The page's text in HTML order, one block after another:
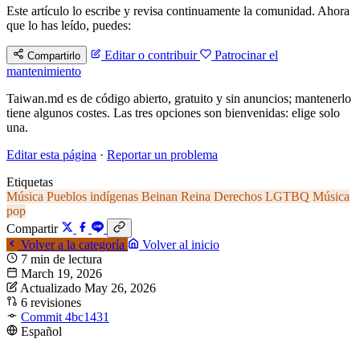
Este artículo lo escribe y revisa continuamente la comunidad. Ahora
que lo has leído, puedes:
Compartirlo Editar o contribuir
Patrocinar el
mantenimiento
Taiwan.md es de código abierto, gratuito y sin anuncios; mantenerlo
tiene algunos costes. Las tres opciones son bienvenidas: elige solo
una.
Editar esta página · Reportar un problema
Etiquetas
Música Pueblos indígenas Beinan Reina Derechos LGTBQ Música
pop
Compartir
Volver a la categoría
Volver al inicio
7 min de lectura
March 19, 2026
Actualizado May 26, 2026
6 revisiones
Commit 4bc1431
Español